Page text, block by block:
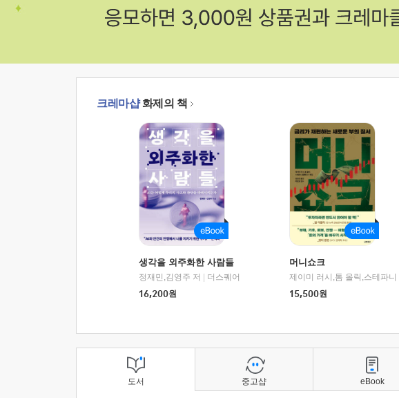
크레마샵화제의 책
생각을 외주화한 사람들
정재민,김영주 저
더스퀘어
16,200원
머니쇼크
15,500원
도서 중고샵 eBook